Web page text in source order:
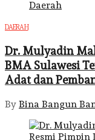
DAERAH
Dr. Mulyadin
BMA Sulawesi
Adat dan
By Bina Bangun